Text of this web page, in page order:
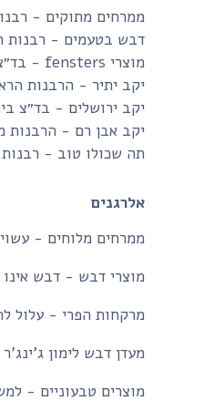
ממרחים מתוקים -
דבש בטעמים - רבנות
מוצרי fensters - בד״צ בית יוסף
יקב יתיר - הרבנות
יקב ירושלים - בד״צ
יקב אבן רם - הרבנות
תה שכולו טוב -
אלרגנים
ממרחים מלוחים -
מוצרי דבש - דבש
מרקחות הפרי - עלול
מעדן דבש לימון
מוצרים טבעוניים -